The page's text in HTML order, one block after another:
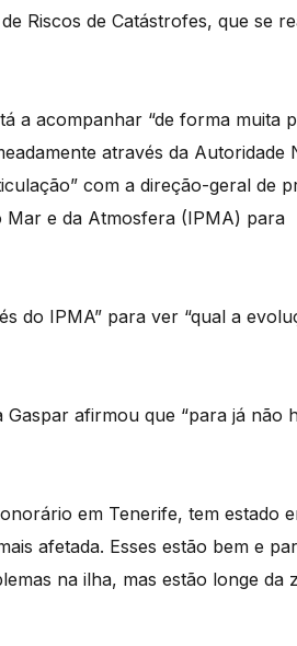
Riscos de Catástrofes, que se
a acompanhar “de forma muita
através da Autoridade
com a direção-geral de
Mar e da Atmosfera (IPMA) para
do IPMA” para ver “qual a
afirmou que “para já não
em Tenerife, tem estado
afetada. Esses estão bem e
na ilha, mas estão longe da